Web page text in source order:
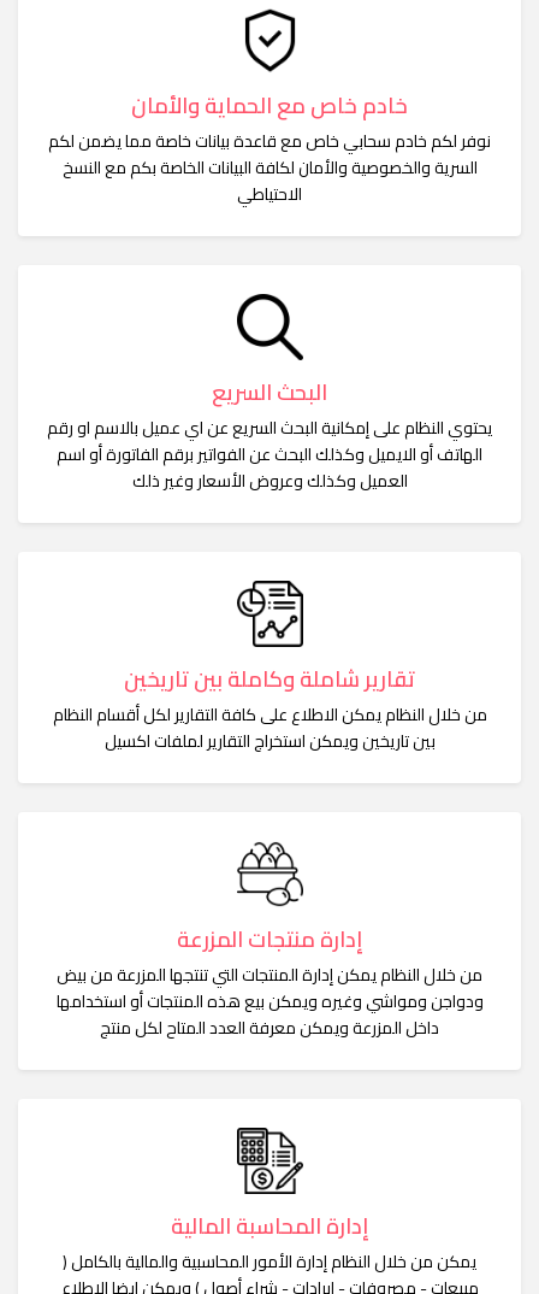
خادم خاص مع الحماية والأمان
نوفر لكم خادم سحابي خاص مع قاعدة بيانات خاصة مما يضمن لكم
السرية والخصوصية والأمان لكافة البيانات الخاصة بكم مع النسخ
الاحتياطي
البحث السريع
يحتوي النظام على إمكانية البحث السريع عن اي عميل بالاسم او رقم
الهاتف أو الايميل وكذلك البحث عن الفواتير برقم الفاتورة أو اسم
العميل وكذلك وعروض الأسعار وغير ذلك
تقارير شاملة وكاملة بين تاريخين
من خلال النظام يمكن الاطلاع على كافة التقارير لكل أقسام النظام
بين تاريخين ويمكن استخراج التقارير لملفات اكسيل
إدارة منتجات المزرعة
من خلال النظام يمكن إدارة المنتجات التي تنتجها المزرعة من بيض
ودواجن ومواشي وغيره ويمكن بيع هذه المنتجات أو استخدامها
داخل المزرعة ويمكن معرفة العدد المتاح لكل منتج
إدارة المحاسبة المالية
يمكن من خلال النظام إدارة الأمور المحاسبية والمالية بالكامل (